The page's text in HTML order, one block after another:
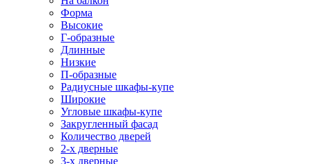
Форма
Высокие
Г-образные
Длинные
Низкие
П-образные
Радиусные шкафы-купе
Широкие
Угловые шкафы-купе
Закругленный фасад
Количество дверей
2-х дверные
3-х дверные